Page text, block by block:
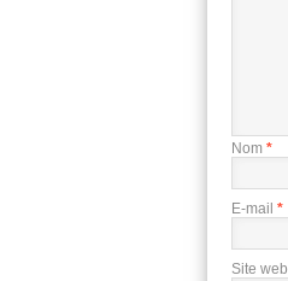
Nom *
E-mail *
Site web